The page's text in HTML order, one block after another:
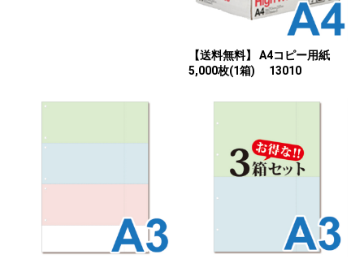
【送料無料】 A4コピー用紙
5,000枚(1箱) 13010